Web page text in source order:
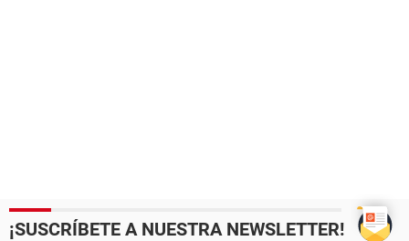
¡SUSCRÍBETE A NUESTRA NEWSLETTER!